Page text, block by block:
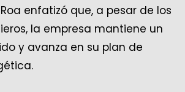
enfatizó que, a pesar de los
la empresa mantiene un
y avanza en su plan de